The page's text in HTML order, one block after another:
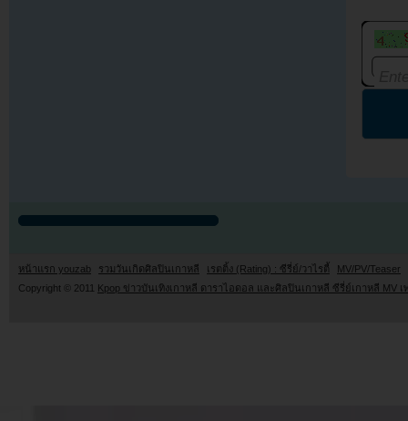
หน้าแรก youzab รวมวันเกิดศิลปินเกาหลี เรตติ้ง (Rating) : ซีรี่ย์/วาไรตี้
MV/PV/Teaser
Copyright © 2011 Kpop ข่าวบันเทิงเกาหลี ดาราไอดอล และศิลปินเกาหลี ซีรี่ย์เกาหลี MV